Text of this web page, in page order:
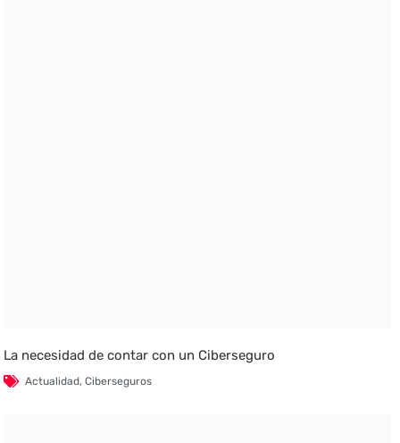
La necesidad de contar con un Ciberseguro
Actualidad,Ciberseguros